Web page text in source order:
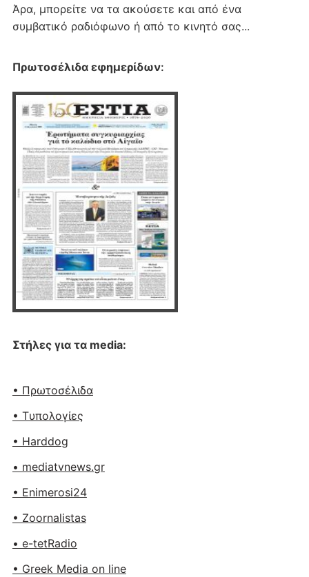
Άρα, μπορείτε να τα ακούσετε και από ένα
συμβατικό ραδιόφωνο ή από το κινητό σας...
Πρωτοσέλιδα εφημερίδων:
Στήλες για τα media:
• Πρωτοσέλιδα
• Tυπολογίες
• Harddog
• mediatvnews.gr
• Enimerosi24
• Zoornalistas
• e-tetRadio
• Greek Media on line